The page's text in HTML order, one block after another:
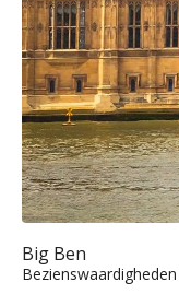
Big Ben
Bezienswaardigheden